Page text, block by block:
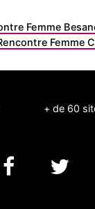
Femme
Femme
+ de 60